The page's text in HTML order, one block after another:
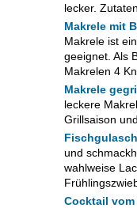
lecker.
Makrele mit
Makrele ist
geeignet. Als
Makrelen 4
Makrele
leckere
Grillsaison
Fischgulasch
und
wahlweise
Cocktail